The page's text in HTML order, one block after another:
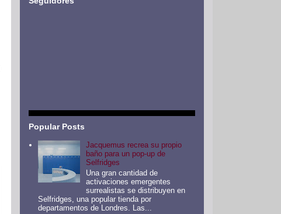
Popular Posts
Jacquemus recrea su propio
baño para un pop-up de
Selfridges
Una gran cantidad de
activaciones emergentes
surrealistas se distribuyen en
Selfridges, una popular tienda por
departamentos de Londres. Las...